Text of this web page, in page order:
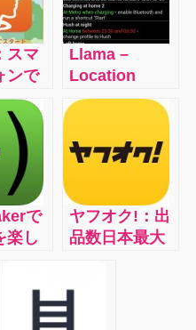
スマ
ンで
つの
スト
ーニ
来、
く、
間で
す
Llama –
Location
Profiles：場所
の認識が完了
していれば、
こんなことが
す。 1)家にい
る間は
WifiON、音量
たらWifiOff、
で
楽し
ヤフオク!：出
品数日本最大